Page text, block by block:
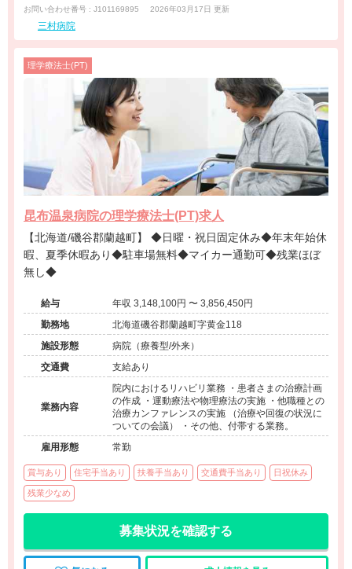
お問い合わせ番号 : J101169895 2026年03月17日 更新
三村病院
理学療法士(PT)
昆布温泉病院の理学療法士(PT)求人
【北海道/磯谷郡蘭越町】 ◆日曜・祝日固定休み◆年末年始休
暇、夏季休暇あり◆駐車場無料◆マイカー通勤可◆残業ほぼ
無し◆
給与
年収 3,148,100円 〜 3,856,450円
勤務地
北海道磯谷郡蘭越町字黄金118
施設形態
病院（療養型/外来）
交通費
支給あり
業務内容
院内におけるリハビリ業務 ・患者さまの治療計画
の作成 ・運動療法や物理療法の実施 ・他職種との
治療カンファレンスの実施 （治療や回復の状況に
ついての会議） ・その他、付帯する業務。
雇用形態
常勤
賞与あり 住宅手当あり 扶養手当あり 交通費手当あり 日祝休み
残業少なめ
募集状況を確認する